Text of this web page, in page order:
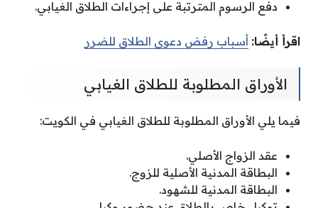
دفع الرسوم المترتبة على إجراءات الطلاق الغيابي.
اقرأ أيضًا: أسباب رفض دعوى الطلاق للضرر
الأوراق المطلوبة للطلاق الغيابي
فيما يلي الأوراق المطلوبة للطلاق الغيابي في الكويت:
عقد الزواج الأصلي.
البطاقة المدنية الأصلية للزوج.
البطاقة المدنية للشهود.